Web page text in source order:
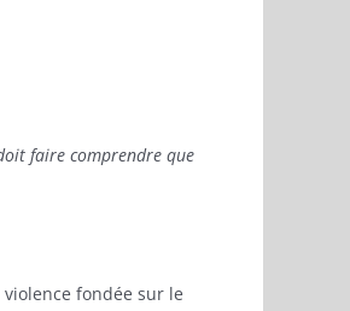
faire comprendre que
fondée sur le